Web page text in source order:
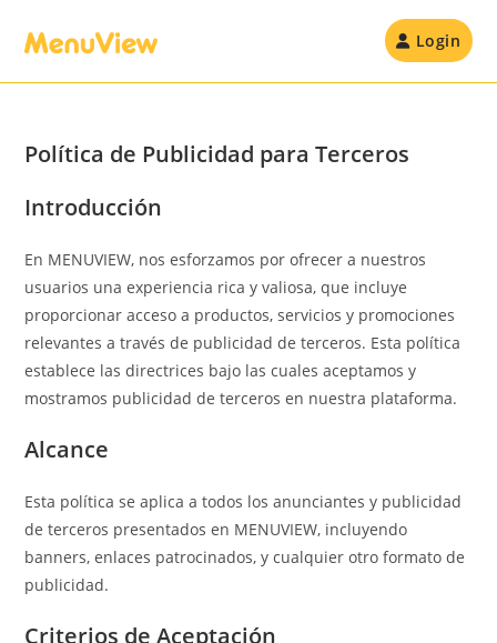
Login
Política de Publicidad para Terceros
Introducción
En MENUVIEW, nos esforzamos por ofrecer a nuestros
usuarios una experiencia rica y valiosa, que incluye
proporcionar acceso a productos, servicios y promociones
relevantes a través de publicidad de terceros. Esta política
establece las directrices bajo las cuales aceptamos y
mostramos publicidad de terceros en nuestra plataforma.
Alcance
Esta política se aplica a todos los anunciantes y publicidad
de terceros presentados en MENUVIEW, incluyendo
banners, enlaces patrocinados, y cualquier otro formato de
publicidad.
Criterios de Aceptación